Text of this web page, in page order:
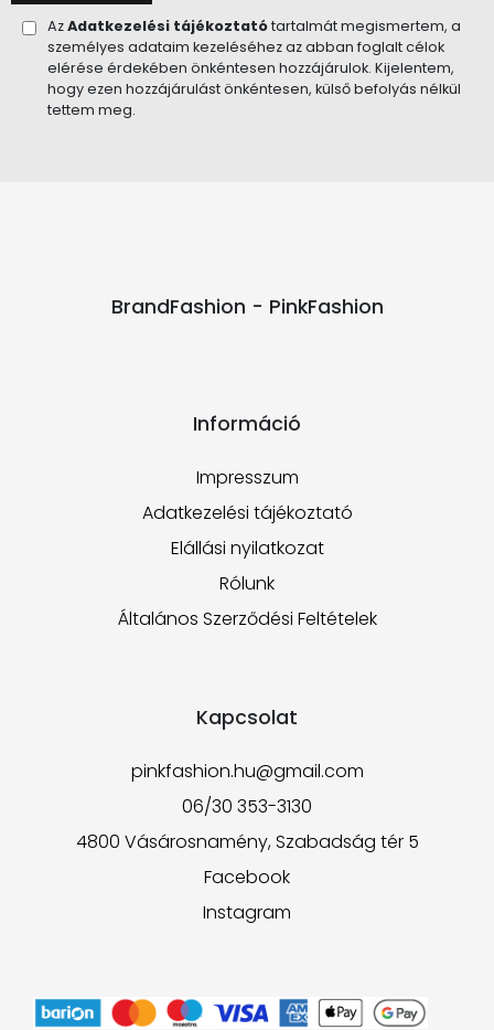
AzAdatkezelési tájékoztatótartalmát megismertem, a
személyes adataim kezeléséhez az abban foglalt célok
elérése érdekében önkéntesen hozzájárulok. Kijelentem,
hogy ezen hozzájárulást önkéntesen, külső befolyás nélkül
tettem meg.
BrandFashion - PinkFashion
Információ
Impresszum
Adatkezelési tájékoztató
Elállási nyilatkozat
Rólunk
Általános Szerződési Feltételek
Kapcsolat
pinkfashion.hu@gmail.com
06/30 353-3130
4800 Vásárosnamény, Szabadság tér 5
Facebook
Instagram